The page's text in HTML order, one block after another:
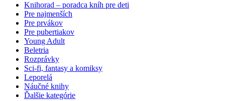
Knihorad – poradca kníh pre deti
Pre najmenších
Pre prvákov
Pre pubertiakov
Young Adult
Beletria
Rozprávky
Sci-fi, fantasy a komiksy
Leporelá
Náučné knihy
Ďalšie kategórie